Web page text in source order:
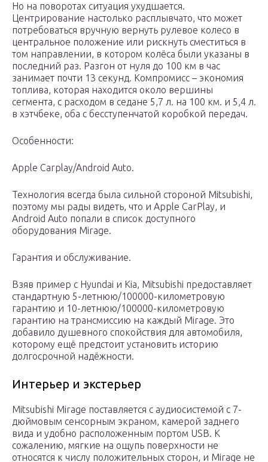
Но на поворотах ситуация ухудшается.
Центрирование настолько расплывчато, что может
потребоваться вручную вернуть рулевое колесо в
центральное положение или рискнуть сместиться в
том направлении, в котором колёса были указаны в
последний раз. Разгон от нуля до 100 км в час
занимает почти 13 секунд. Компромисс – экономия
топлива, которая находится около вершины
сегмента, с расходом в седане 5,7 л. на 100 км. и 5,4 л.
в хэтчбеке, оба с бесступенчатой коробкой передач.
Особенности:
Apple Carplay/Android Auto.
Технология всегда была сильной стороной Mitsubishi,
поэтому мы рады видеть, что и Apple CarPlay, и
Android Auto попали в список доступного
оборудования Mirage.
Гарантия и обслуживание.
Взяв пример с Hyundai и Kia, Mitsubishi предоставляет
стандартную 5-летнюю/100000-километровую
гарантию и 10-летнюю/100000-километровую
гарантию на трансмиссию на каждый Mirage. Это
добавило душевного спокойствия для автомобиля,
которому ещё предстоит установить историю
долгосрочной надёжности.
Интерьер и экстерьер
Mitsubishi Mirage поставляется с аудиосистемой с 7-
дюймовым сенсорным экраном, камерой заднего
вида и удобно расположенным портом USB. К
сожалению, мягкие на ощупь поверхности не
относятся к числу положительных сторон, и Mirage не